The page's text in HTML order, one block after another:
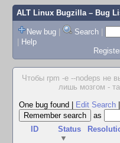
ALT Linux Bugzilla– Bug
New bug | Search |
| Help
Чтобы rpm -e --nodeps не
лишь мозгом -
One bug found
Edit Search
as
ID
Status
▼